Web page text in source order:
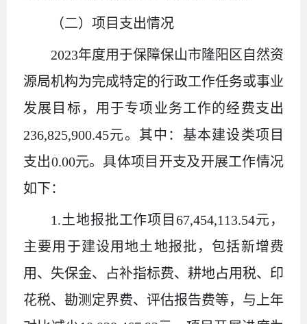
（二）项目支出情况
2023年度用于保障保山市隆阳区自然资
源局机构为完成特定的行政工作任务或事业
发展目标，用于专项业务工作的经费支出
236,825,900.45元。其中：基本建设类项目
支出0.00元。 具体项目开支及开展工作情况
如下：
1.土地报批工作项目67,454,113.54元，
主要用于建设用地土地报批，包括新增费
用、失保金、占补指标费、耕地占用税、印
花税、勘测定界费、评估报告费等，与上年